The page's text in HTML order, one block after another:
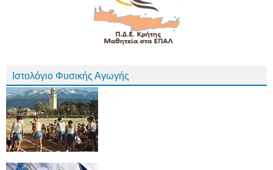
Ιστολόγιο Φυσικής Αγωγής